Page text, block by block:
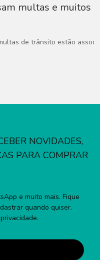
multas e muitos
de trânsito estão
NOVIDADES,
PARA COMPRAR
e muito mais. Fique
quando quiser.